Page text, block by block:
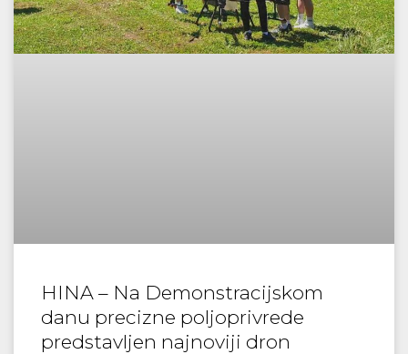
HINA – Na Demonstracijskom
danu precizne poljoprivrede
predstavljen najnoviji dron